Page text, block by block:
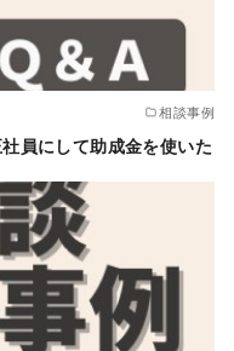
相談事例
員にして助成金を使いた